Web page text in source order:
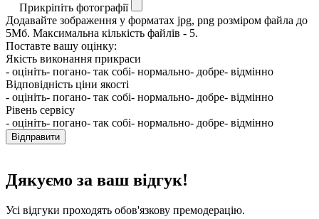
Прикріпіть фотографії
Додавайте зображення у форматах jpg, png розміром файла до
5Мб. Максимальна кількість файлів - 5.
Поставте вашу оцінку:
Якість виконання прикраси
- оцініть- погано- так собі- нормально- добре- відмінно
Відповідність ціни якості
- оцініть- погано- так собі- нормально- добре- відмінно
Рівень сервісу
- оцініть- погано- так собі- нормально- добре- відмінно
Відправити
Дякуємо за ваш відгук!
Усі відгуки проходять обов'язкову премодерацію.